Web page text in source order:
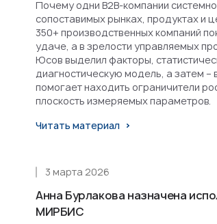
Почему одни B2B-компании
сопоставимых рынках, продуктах и
350+ производственных компаний
удаче, а в зрелости управляемых
Юсов выделил факторы,
диагностическую модель, а затем –
помогает находить ограничители
плоскость измеряемых параметров.
Читать материал
Анна Бурлакова назначена
МИРБИС
3 марта 2026